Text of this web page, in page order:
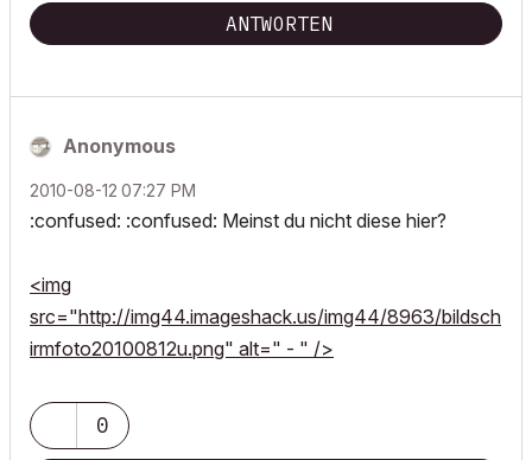
ANTWORTEN
Anonymous
‎2010-08-12 07:27 PM
:confused: :confused: Meinst du nicht diese hier?
<img
src="http://img44.imageshack.us/img44/8963/bildsch
irmfoto20100812u.png" alt=" - " />
0